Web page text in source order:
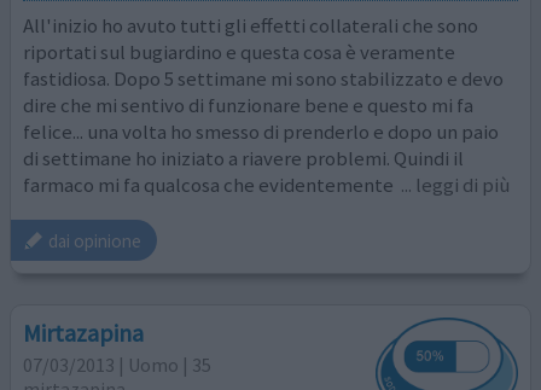
All'inizio ho avuto tutti gli effetti collaterali che sono
riportati sul bugiardino e questa cosa è veramente
fastidiosa. Dopo 5 settimane mi sono stabilizzato e devo
dire che mi sentivo di funzionare bene e questo mi fa
felice... una volta ho smesso di prenderlo e dopo un paio
di settimane ho iniziato a riavere problemi. Quindi il
farmaco mi fa qualcosa che evidentemente ... leggi di più
dai opinione
Mirtazapina
07/03/2013 | Uomo | 35